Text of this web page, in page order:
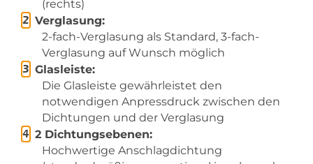
(rechts)
Verglasung:
2-fach-Verglasung als Standard, 3-fach-
Verglasung auf Wunsch möglich
Glasleiste:
Die Glasleiste gewährleistet den
notwendigen Anpressdruck zwischen den
Dichtungen und der Verglasung
2 Dichtungsebenen:
Hochwertige Anschlagdichtung